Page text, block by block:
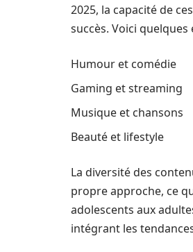
2025, la capacité de
succès. Voici
Humour et comédie
Gaming et streaming
Musique et chansons
Beauté et lifestyle
La diversité des
propre approche, ce
adolescents aux
intégrant les